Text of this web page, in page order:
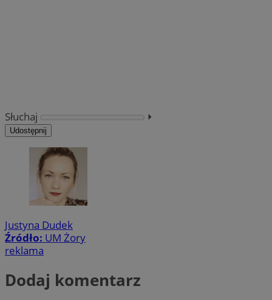
Słuchaj ⏵︎
Udostępnij
Justyna Dudek
Źródło: UM Żory
reklama
Dodaj komentarz